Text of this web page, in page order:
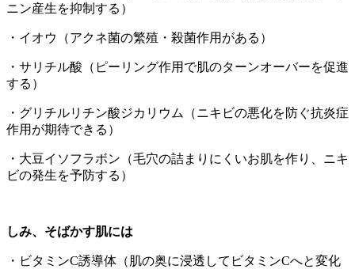
ニン産生を抑制する）
・イオウ（アクネ菌の繁殖・殺菌作用がある）
・サリチル酸（ピーリング作用で肌のターンオーバーを促進
する）
・グリチルリチン酸ジカリウム（ニキビの悪化を防ぐ抗炎症
作用が期待できる）
・大豆イソフラボン（毛穴の詰まりにくいお肌を作り、ニキ
ビの発生を予防する）
しみ、そばかす肌には
・ビタミンC誘導体（肌の奥に浸透してビタミンCへと変化